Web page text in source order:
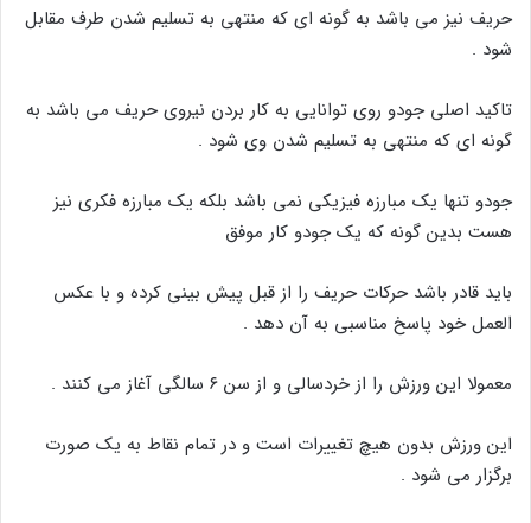
حريف نیز مي باشد به گونه ای که منتهی به تسليم شدن طرف مقابل
شود .
تاکيد اصلی جودو روی توانايی به کار بردن نيروی حريف می باشد به
گونه ای که منتهی به تسليم شدن وی شود .
جودو تنها يک مبارزه فيزيکی نمی باشد بلکه يک مبارزه فکری نيز
هست بدين گونه که يک جودو کار موفق
بايد قادر باشد حرکات حريف را از قبل پيش بيني کرده و با عکس
العمل خود پاسخ مناسبی به آن دهد .
معمولا این ورزش را از خردسالی و از سن ۶ سالگی آغاز می کنند .
این ورزش بدون هیچ تغییرات است و در تمام نقاط به یک صورت
برگزار می شود .